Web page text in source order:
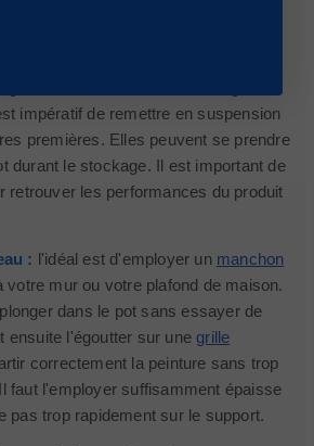
:
le tout avec un
impératif de remettre en suspension
premières. Elles peuvent se prendre
durant le stockage. Il est important de
retrouver les performances du produit
: l'idéal est d'employer un manchon
votre mur ou votre plafond de maison.
dans le pot sans essayer de
ensuite l'égoutter sur unegrille
correctement la peinture sans trop
faut l'employer suffisamment épaisse
pas trop rapidement sur le support.